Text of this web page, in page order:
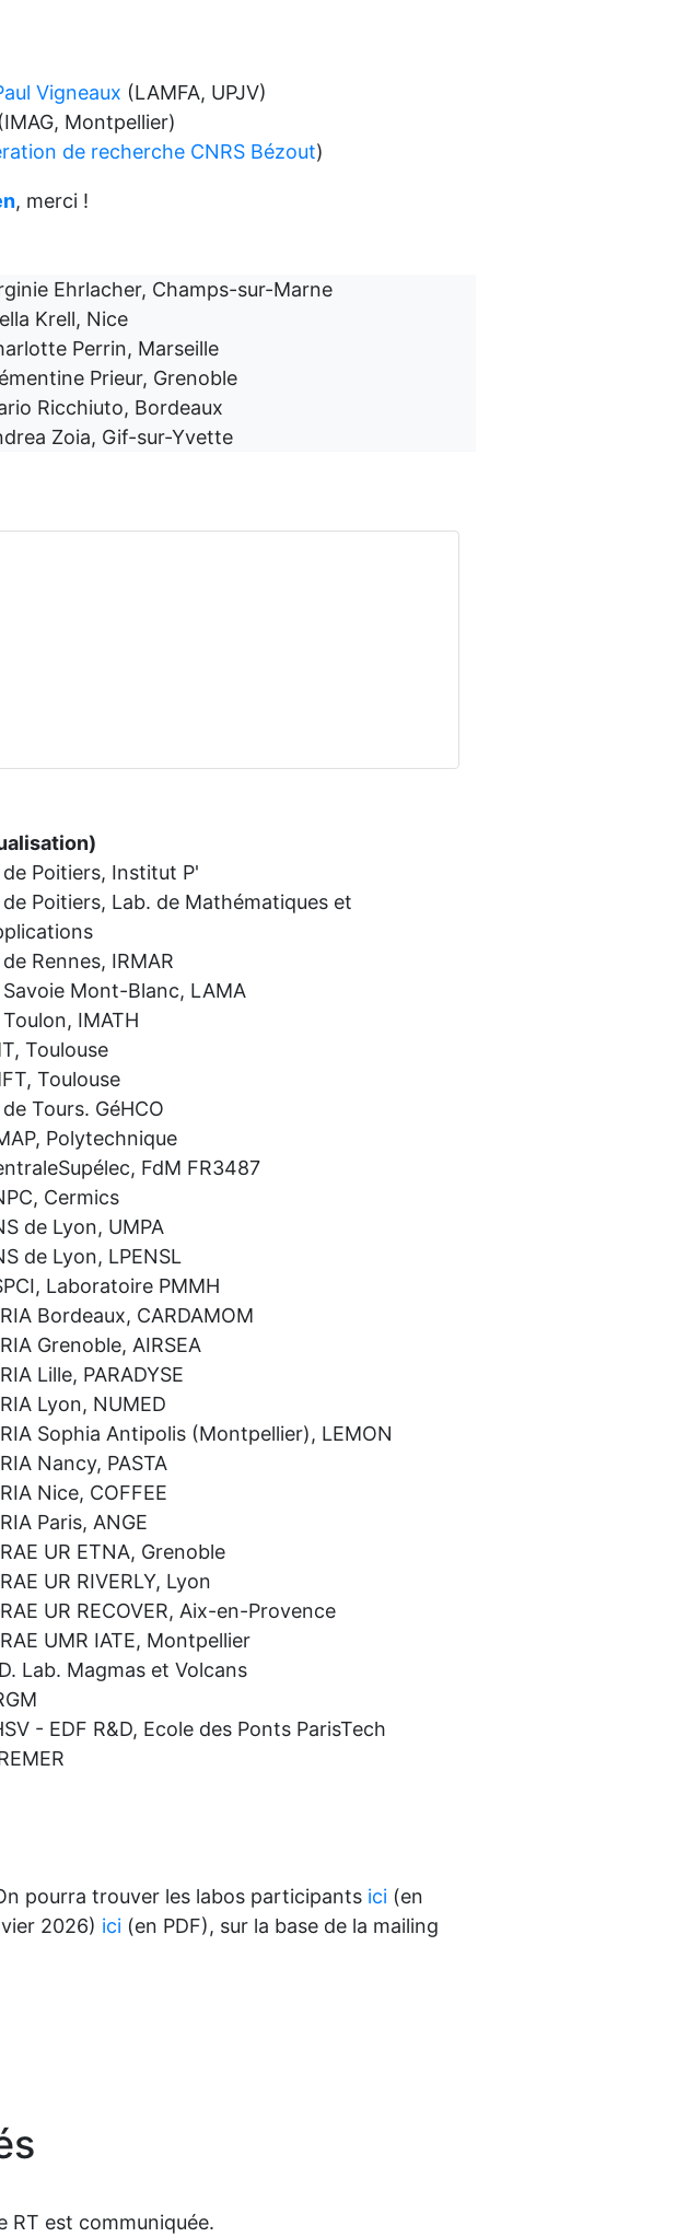
Vigneaux (LAMFA, UPJV)
(IMAG, Montpellier)
de recherche CNRS Bézout)
, merci !
Ehrlacher, Champs-sur-Marne
Krell, Nice
Perrin, Marseille
Prieur, Grenoble
Ricchiuto, Bordeaux
Zoia, Gif-sur-Yvette
de Poitiers, Institut P'
de Poitiers, Lab. de Mathématiques et
de Rennes, IRMAR
Savoie Mont-Blanc, LAMA
Toulon, IMATH
Toulouse
Toulouse
de Tours. GéHCO
Polytechnique
FdM FR3487
Cermics
de Lyon, UMPA
de Lyon, LPENSL
Laboratoire PMMH
Bordeaux, CARDAMOM
Grenoble, AIRSEA
Lille, PARADYSE
Lyon, NUMED
Sophia Antipolis (Montpellier), LEMON
Nancy, PASTA
Nice, COFFEE
Paris, ANGE
UR ETNA, Grenoble
UR RIVERLY, Lyon
UR RECOVER, Aix-en-Provence
UMR IATE, Montpellier
Lab. Magmas et Volcans
- EDF R&D, Ecole des Ponts ParisTech
pourra trouver les labos participants ici (en
2026) ici (en PDF), sur la base de la mailing
RT est communiquée.